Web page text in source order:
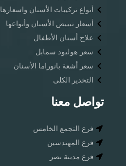
أنواع تركيبات الأسنان واسعارها
أسعار تبييض الأسنان وأنواعها
علاج أسنان الأطفال
سعر هوليود سمايل
سعر أشعة بانوراما الأسنان ​
التخدير الكلى
تواصل معنا
فرع التجمع الخامس
فرع المهندسين
فرع مدينة نصر